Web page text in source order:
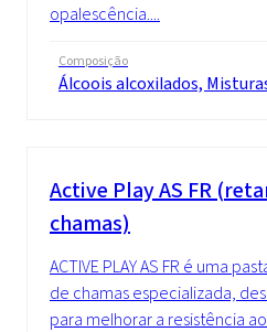
opalescência....
Composição
Álcoois alcoxilados,
Active Play AS FR
chamas)
ACTIVE PLAY AS FR é uma
de chamas especializada,
para melhorar a resistência